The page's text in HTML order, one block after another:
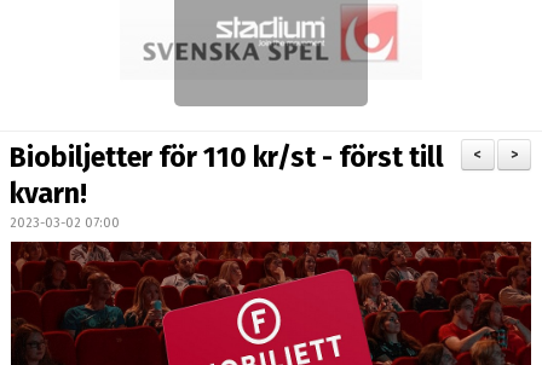
BILDGALLERI
MEDLEMSKAP
LEDARE
>
<
Biobiljetter för 110 kr/st - först till
kvarn!
2023-03-02 07:00